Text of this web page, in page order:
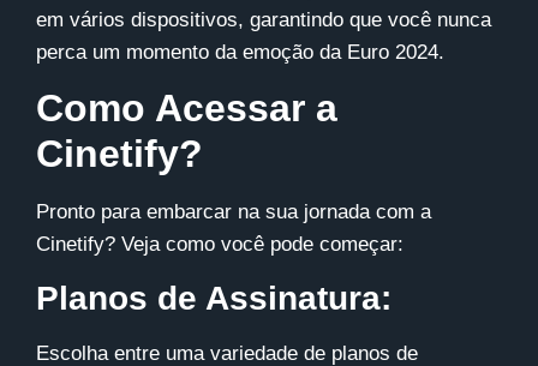
em vários dispositivos, garantindo que você nunca
perca um momento da emoção da Euro 2024.
Como Acessar a
Cinetify?
Pronto para embarcar na sua jornada com a
Cinetify? Veja como você pode começar:
Planos de Assinatura:
Escolha entre uma variedade de planos de